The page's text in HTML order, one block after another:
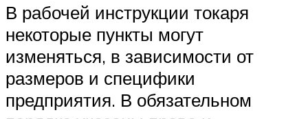
В рабочей инструкции токаря
некоторые пункты могут
изменяться, в зависимости от
размеров и специфики
предприятия. В обязательном